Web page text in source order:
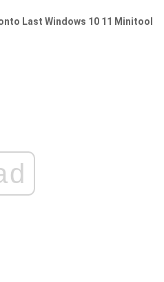
Last Windows 10 11 Minitool